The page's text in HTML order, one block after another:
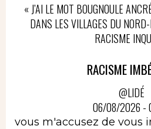
« J’AI LE MOT BOUGNOULE
DANS LES VILLAGES DU
RACISME
RACISME
@LIDÉ
06/08/2026 -
vous m'accusez de vous